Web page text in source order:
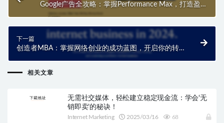
Google广告全攻略：掌握Performance Max，打造盈利
下一篇
创造者MBA：掌握网络创业的成功蓝图，开启你的转
相关文章
无需社交媒体，轻松建立稳定现金流：学会‘无
销即卖’的秘诀！
Internet Marketing 2025/03/16 68